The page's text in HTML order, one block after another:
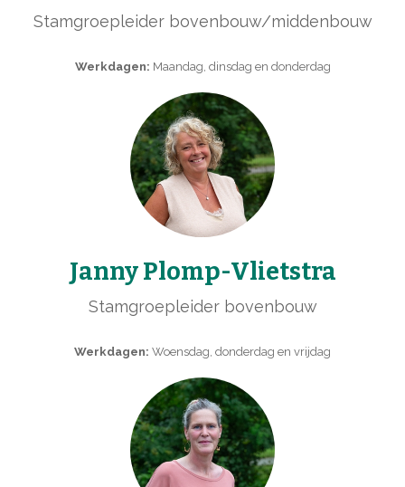
Stamgroepleider bovenbouw/middenbouw
Werkdagen: Maandag, dinsdag en donderdag
Janny Plomp-Vlietstra
Stamgroepleider bovenbouw
Werkdagen: Woensdag, donderdag en vrijdag